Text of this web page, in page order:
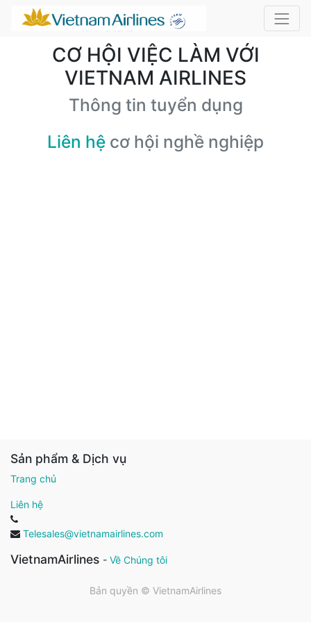
CƠ HỘI VIỆC LÀM VỚI
VIETNAM AIRLINES
Thông tin tuyển dụng
Liên hệ cơ hội nghề nghiệp
Sản phẩm & Dịch vụ
Trang chủ
Liên hệ
Telesales@vietnamairlines.com
VietnamAirlines - Về Chúng tôi
Bản quyền © VietnamAirlines